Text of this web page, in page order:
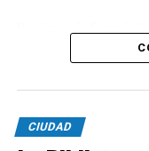
agua potable
ejecución de 29
desarrollarán en
las calles Pehuajó,
CIUDAD